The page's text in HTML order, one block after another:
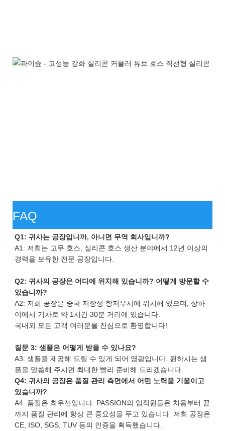
FAQ
Q1: 귀사는 공장입니까, 아니면 무역 회사입니까?
A1: 저희는 고무 호스, 실리콘 호스 생산 분야에서 12년 이상의
경력을 보유한 전문 공장입니다.
Q2: 귀사의 공장은 어디에 위치해 있습니까? 어떻게 방문할 수
있습니까?
A2: 저희 공장은 중국 저장성 항저우시에 위치해 있으며, 상하
이에서 기차로 약 1시간 30분 거리에 있습니다.
국내외 모든 고객 여러분을 진심으로 환영합니다!
질문 3: 샘플은 어떻게 받을 수 있나요?
A3: 샘플을 제공해 드릴 수 있게 되어 영광입니다. 원하시는 샘
플을 말씀해 주시면 최대한 빨리 준비해 드리겠습니다.
Q4: 귀사의 공장은 품질 관리 측면에서 어떤 노력을 기울이고
있습니까?
A4: 품질은 최우선입니다. PASSION의 임직원들은 처음부터 끝
까지 품질 관리에 항상 큰 중요성을 두고 있습니다. 저희 공장은
CE, ISO, SGS, TUV 등의 인증을 획득했습니다.